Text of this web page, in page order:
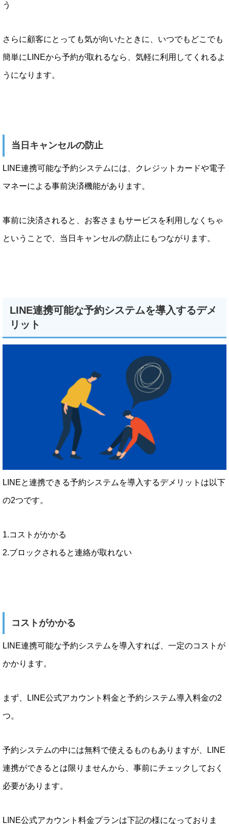
う
さらに顧客にとっても気が向いたときに、いつでもどこでも
簡単にLINEから予約が取れるなら、気軽に利用してくれるよ
うになります。
当日キャンセルの防止
LINE連携可能な予約システムには、クレジットカードや電子
マネーによる事前決済機能があります。
事前に決済されると、お客さまもサービスを利用しなくちゃ
ということで、当日キャンセルの防止にもつながります。
LINE連携可能な予約システムを導入するデメ
リット
LINEと連携できる予約システムを導入するデメリットは以下
の2つです。
1.コストがかかる
2.ブロックされると連絡が取れない
コストがかかる
LINE連携可能な予約システムを導入すれば、一定のコストが
かかります。
まず、LINE公式アカウント料金と予約システム導入料金の2
つ。
予約システムの中には無料で使えるものもありますが、LINE
連携ができるとは限りませんから、事前にチェックしておく
必要があります。
LINE公式アカウント料金プランは下記の様になっておりま